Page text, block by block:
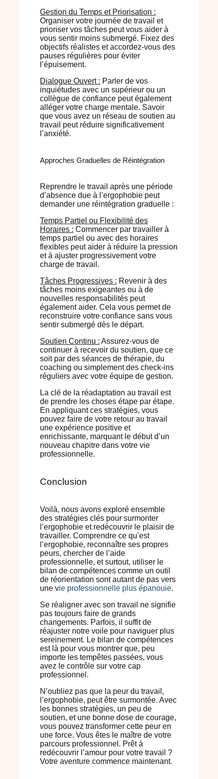
Gestion du Temps et Priorisation :
Organiser votre journée de travail et
prioriser vos tâches peut vous aider à
vous sentir moins submergé. Fixez des
objectifs réalistes et accordez-vous des
pauses régulières pour éviter
l’épuisement.
Dialogue Ouvert : Parler de vos
inquiétudes avec un supérieur ou un
collègue de confiance peut également
alléger votre charge mentale. Savoir
que vous avez un réseau de soutien au
travail peut réduire significativement
l’anxiété.
Approches Graduelles de Réintégration
Reprendre le travail après une période
d’absence due à l’ergophobie peut
demander une réintégration graduelle :
Temps Partiel ou Flexibilité des
Horaires : Commencer par travailler à
temps partiel ou avec des horaires
flexibles peut aider à réduire la pression
et à ajuster progressivement votre
charge de travail.
Tâches Progressives : Revenir à des
tâches moins exigeantes ou à de
nouvelles responsabilités peut
également aider. Cela vous permet de
reconstruire votre confiance sans vous
sentir submergé dès le départ.
Soutien Continu : Assurez-vous de
continuer à recevoir du soutien, que ce
soit par des séances de thérapie, du
coaching ou simplement des check-ins
réguliers avec votre équipe de gestion.
La clé de la réadaptation au travail est
de prendre les choses étape par étape.
En appliquant ces stratégies, vous
pouvez faire de votre retour au travail
une expérience positive et
enrichissante, marquant le début d’un
nouveau chapitre dans votre vie
professionnelle.
Conclusion
Voilà, nous avons exploré ensemble
des stratégies clés pour surmonter
l’ergophobie et redécouvrir le plaisir de
travailler. Comprendre ce qu’est
l’ergophobie, reconnaître ses propres
peurs, chercher de l’aide
professionnelle, et surtout, utiliser le
bilan de compétences comme un outil
de réorientation sont autant de pas vers
une vie professionnelle plus épanouie.
Se réaligner avec son travail ne signifie
pas toujours faire de grands
changements. Parfois, il suffit de
réajuster notre voile pour naviguer plus
sereinement. Le bilan de compétences
est là pour vous montrer que, peu
importe les tempêtes passées, vous
avez le contrôle sur votre cap
professionnel.
N’oubliez pas que la peur du travail,
l’ergophobie, peut être surmontée. Avec
les bonnes stratégies, un peu de
soutien, et une bonne dose de courage,
vous pouvez transformer cette peur en
une force. Vous êtes le maître de votre
parcours professionnel. Prêt à
redécouvrir l’amour pour votre travail ?
Votre aventure commence maintenant.